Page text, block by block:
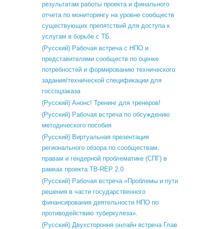
результатам работы проекта и финального
отчета по мониторингу на уровне сообществ
существующих препятствий для доступа к
услугам в борьбе с ТБ.
(Русский) Рабочая встреча с НПО и
представителями сообществ по оценке
потребностей и формированию технического
задания/технической спецификации для
госсоцзаказа
(Русский) Анонс! Тренинг для тренеров!
(Русский) Рабочая встреча по обсуждению
методического пособия
(Русский) Виртуальная презентация
регионального обзора по сообществам,
правам и гендерной проблематике (СПГ) в
рамках проекта TB-REP 2.0
(Русский) Рабочая встреча «Проблемы и пути
решения в части государственного
финансирования деятельности НПО по
противодействию туберкулеза».
(Русский) Двухстороння онлайн встреча Глав